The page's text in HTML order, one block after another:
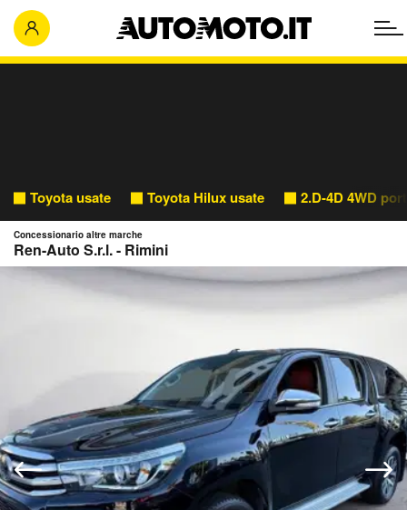
Toyota usate Toyota Hilux usate 2.D-4D 4WD
Concessionario altre marche
Ren-Auto S.r.l. - Rimini